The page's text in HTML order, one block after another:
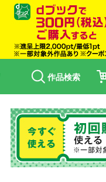
作品検索